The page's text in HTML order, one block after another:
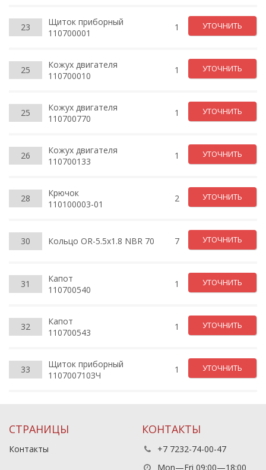
23
Щиток приборный
110700001
1 УТОЧНИТЬ
25
Кожух двигателя
110700010
1 УТОЧНИТЬ
25
Кожух двигателя
110700770
1 УТОЧНИТЬ
26
Кожух двигателя
110700133
1 УТОЧНИТЬ
28
Крючок
110100003-01
2 УТОЧНИТЬ
30 Кольцо OR-5.5x1.8 NBR 70 7 УТОЧНИТЬ
31
Капот
110700540
1 УТОЧНИТЬ
32
Капот
110700543
1 УТОЧНИТЬ
33
Щиток приборный
110700710ЗЧ
1 УТОЧНИТЬ
СТРАНИЦЫ
Контакты
КОНТАКТЫ
+7 7232-74-00-47
Mon—Fri 09:00—18:00